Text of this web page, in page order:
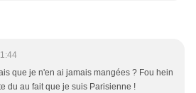
que je n'en ai jamais mangées ? Fou hein
du au fait que je suis Parisienne !